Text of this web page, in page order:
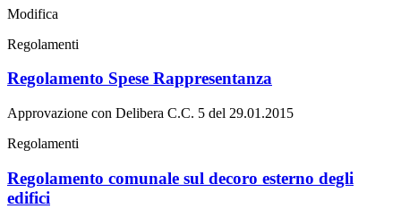
Modifica
Regolamenti
Regolamento Spese Rappresentanza
Approvazione con Delibera C.C. 5 del 29.01.2015
Regolamenti
Regolamento comunale sul decoro esterno degli
edifici